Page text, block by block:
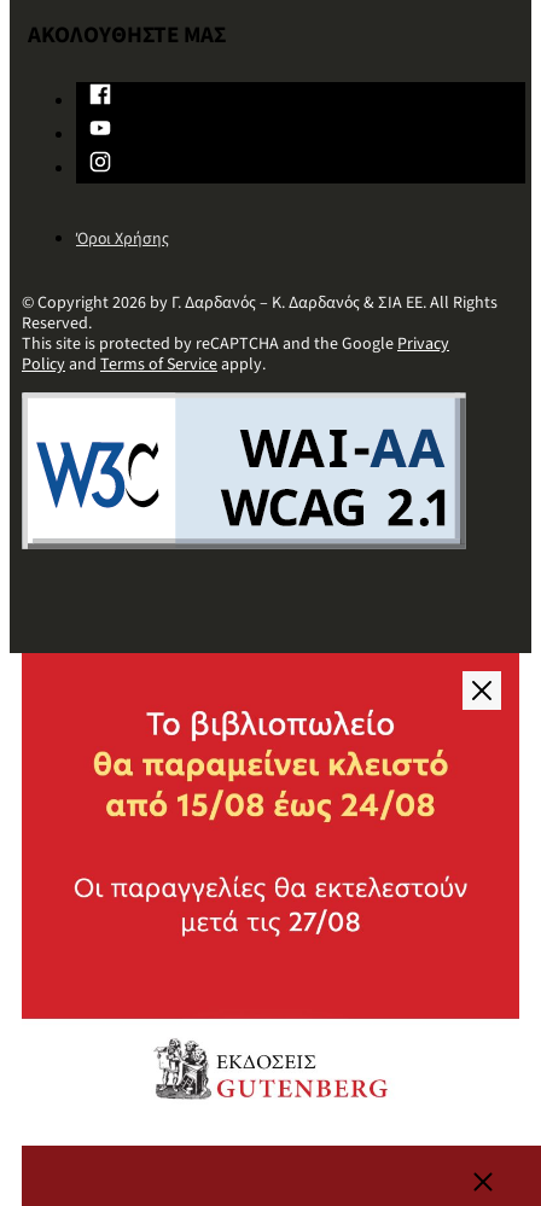
ΑΚΟΛΟΥΘΗΣΤΕ ΜΑΣ
Όροι Χρήσης
© Copyright 2026 by Γ. Δαρδανός – Κ. Δαρδανός & ΣΙΑ ΕΕ. All Rights
Reserved.
This site is protected by reCAPTCHA and the GooglePrivacy
Policyand Terms of Serviceapply.